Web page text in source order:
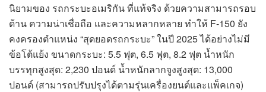
นิยามของ รถกระบะอเมริกัน ที่แท้จริง ด้วยความสามารถรอบ
ด้าน ความน่าเชื่อถือ และความหลากหลาย ทำให้ F-150 ยัง
คงครองตำแหน่ง “สุดยอดรถกระบะ” ในปี 2025 ได้อย่างไม่มี
ข้อโต้แย้ง ขนาดกระบะ: 5.5 ฟุต, 6.5 ฟุต, 8.2 ฟุต น้ำหนัก
บรรทุกสูงสุด: 2,230 ปอนด์ น้ำหนักลากจูงสูงสุด: 13,000
ปอนด์ (สามารถปรับปรุงได้ตามรุ่นเครื่องยนต์และแพ็คเกจ)